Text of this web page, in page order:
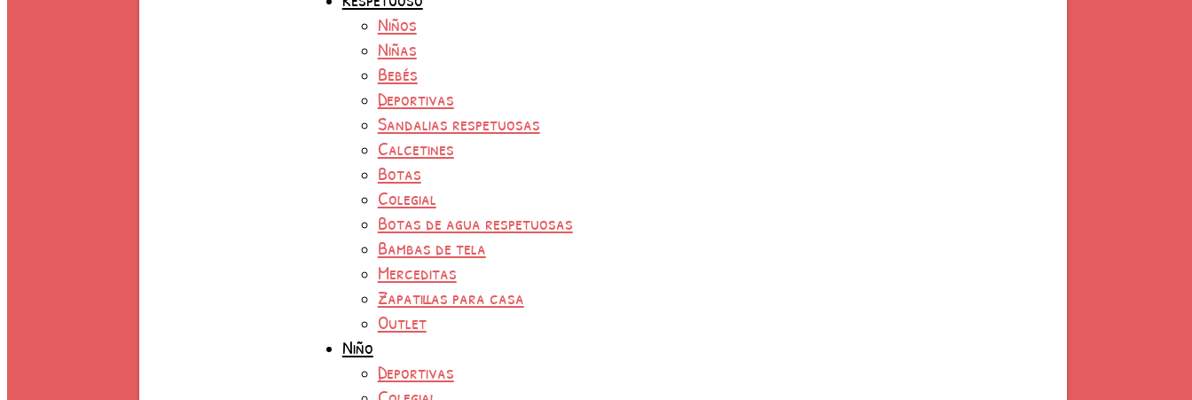
Niños
Niñas
Bebés
Deportivas
Sandalias respetuosas
Calcetines
Botas
Colegial
Botas de agua respetuosas
Bambas de tela
Merceditas
Zapatillas para casa
Outlet
Niño
Deportivas